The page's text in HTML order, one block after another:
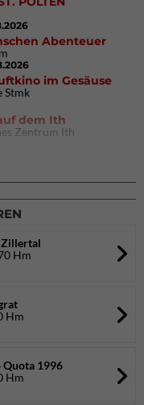
Abenteuer
im Gesäuse
Stmk
dem Ith
Zentrum Ith
Süd (Thalkirchen)
Zillertal
Hm
Hm
Quota 1996
Hm